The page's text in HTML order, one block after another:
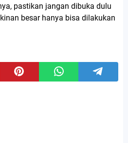
pastikan jangan dibuka dulu
besar hanya bisa dilakukan